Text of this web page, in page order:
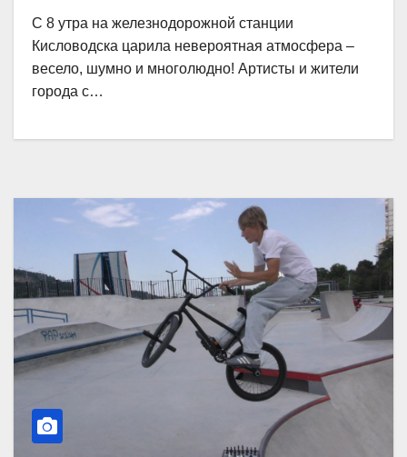
С 8 утра на железнодорожной станции
Кисловодска царила невероятная атмосфера –
весело, шумно и многолюдно! Артисты и жители
города с…